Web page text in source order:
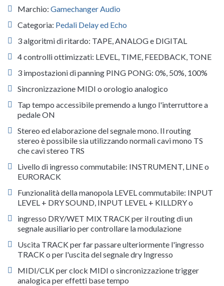
Marchio: Gamechanger Audio
Categoria: Pedali Delay ed Echo
3 algoritmi di ritardo: TAPE, ANALOG e DIGITAL
4 controlli ottimizzati: LEVEL, TIME, FEEDBACK, TONE
3 impostazioni di panning PING PONG: 0%, 50%, 100%
Sincronizzazione MIDI o orologio analogico
Tap tempo accessibile premendo a lungo l'interruttore a
pedale ON
Stereo ed elaborazione del segnale mono. Il routing
stereo è possibile sia utilizzando normali cavi mono TS
che cavi stereo TRS
Livello di ingresso commutabile: INSTRUMENT, LINE o
EURORACK
Funzionalità della manopola LEVEL commutabile: INPUT
LEVEL + DRY SOUND, INPUT LEVEL + KILLDRY o
ingresso DRY/WET MIX TRACK per il routing di un
segnale ausiliario per controllare la modulazione
Uscita TRACK per far passare ulteriormente l'ingresso
TRACK o per l'uscita del segnale dry Ingresso
MIDI/CLK per clock MIDI o sincronizzazione trigger
analogica per effetti base tempo